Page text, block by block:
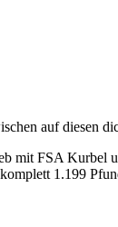
auf diesen
mit FSA
1.199